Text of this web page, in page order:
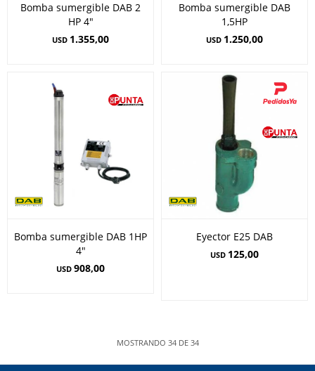
Bomba sumergible DAB 2
HP 4"
USD 1.355,00
Bomba sumergible DAB
1,5HP
USD 1.250,00
Bomba sumergible DAB 1HP
4"
USD 908,00
Eyector E25 DAB
USD 125,00
MOSTRANDO 34DE 34